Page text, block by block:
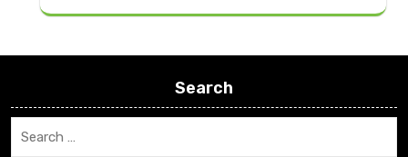
Search